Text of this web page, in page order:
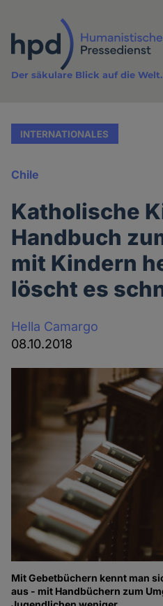
Inhalt
Der säkulare Blick auf die Welt.
INTERNATIONALES
Chile
Katholische
Handbuch
mit Kindern
löscht es
Hella Camargo
08.10.2018
Mit Gebetbüchern kennt man
aus - mit Handbüchern zum